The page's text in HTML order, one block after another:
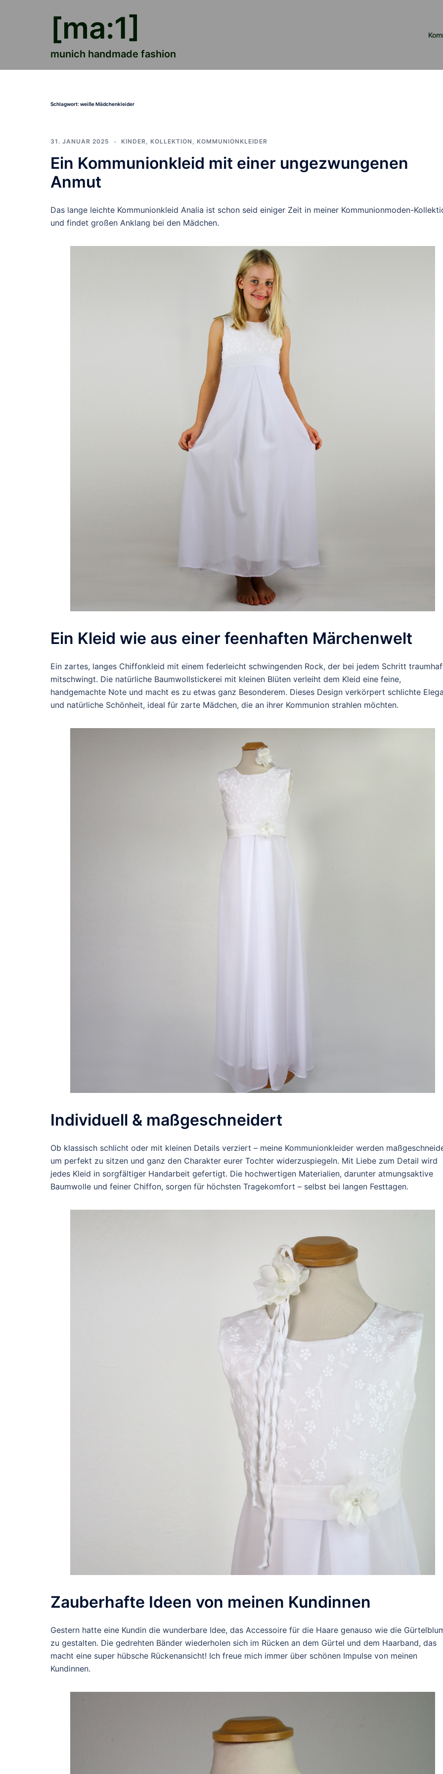
[ma:1]
munich handmade fashion
Schlagwort:weiße Mädchenkleider
31. JANUAR 2025 KINDER, KOLLEKTION , KOMMUNIONKLEIDER
Ein Kommunionkleid mit einer ungezwungenen
Anmut
Das lange leichte Kommunionkleid Analia ist schon seid einiger Zeit in meiner Kommunionmoden-
und findet großen Anklang bei den Mädchen.
Ein Kleid wie aus einer feenhaften Märchenwelt
Ein zartes, langes Chiffonkleid mit einem federleicht schwingenden Rock, der bei jedem Schritt
mitschwingt. Die natürliche Baumwollstickerei mit kleinen Blüten verleiht dem Kleid eine feine,
handgemachte Note und macht es zu etwas ganz Besonderem. Dieses Design verkörpert schlichte
und natürliche Schönheit, ideal für zarte Mädchen, die an ihrer Kommunion strahlen möchten.
Individuell & maßgeschneidert
Ob klassisch schlicht oder mit kleinen Details verziert – meine Kommunionkleider werden
um perfekt zu sitzen und ganz den Charakter eurer Tochter widerzuspiegeln. Mit Liebe zum Detail wird
jedes Kleid in sorgfältiger Handarbeit gefertigt. Die hochwertigen Materialien, darunter atmungsaktive
Baumwolle und feiner Chiffon, sorgen für höchsten Tragekomfort – selbst bei langen Festtagen.
Zauberhafte Ideen von meinen Kundinnen
Gestern hatte eine Kundin die wunderbare Idee, das Accessoire für die Haare genauso wie die
zu gestalten. Die gedrehten Bänder wiederholen sich im Rücken an dem Gürtel und dem Haarband, das
macht eine super hübsche Rückenansicht! Ich freue mich immer über schönen Impulse von meinen
Kundinnen.